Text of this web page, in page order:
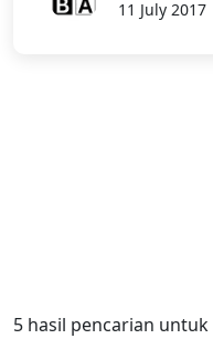
11 July 2017
5 hasil pencarian untuk